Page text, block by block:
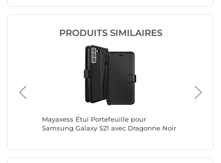
PRODUITS SIMILAIRES
Mayaxess Étui Portefeuille pour
Samsung Galaxy S21 avec Dragonne Noir